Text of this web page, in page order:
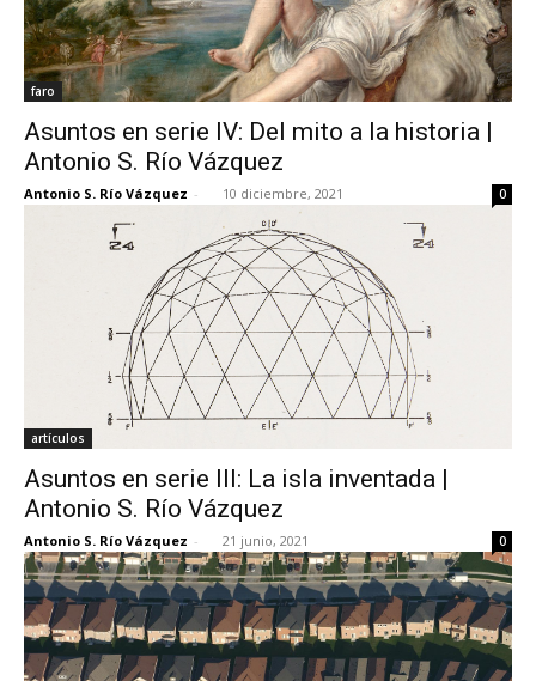
faro
Asuntos en serie IV: Del mito a la historia |
Antonio S. Río Vázquez
Antonio S. Río Vázquez - 10 diciembre, 2021 0
artículos
Asuntos en serie III: La isla inventada |
Antonio S. Río Vázquez
Antonio S. Río Vázquez - 21 junio, 2021 0